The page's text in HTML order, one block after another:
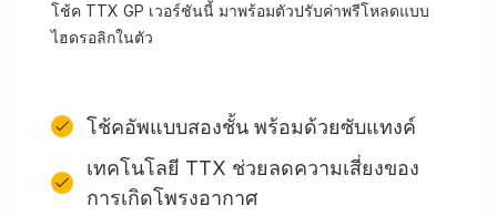
โช้ค TTX GP เวอร์ชันนี้ มาพร้อมตัวปรับค่าพรีโหลดแบบ
ไฮดรอลิกในตัว
โช้คอัพแบบสองชั้น พร้อมด้วยซับแทงค์
เทคโนโลยี TTX ช่วยลดความเสี่ยงของ
การเกิดโพรงอากาศ